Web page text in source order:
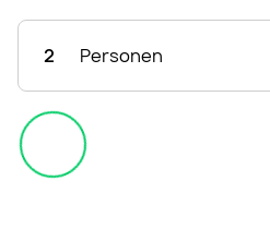
2 Personen